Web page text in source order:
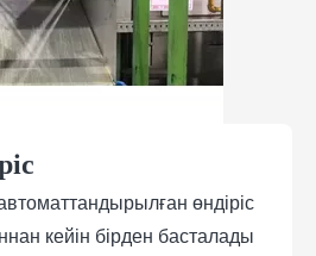
өндіріс
кейін бірден басталады.